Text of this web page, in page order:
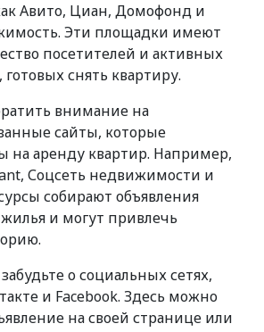
Авито, Циан, Домофонд и
Эти площадки имеют
посетителей и активных
готовых снять квартиру.
внимание на
сайты, которые
на аренду квартир. Например,
Соцсеть недвижимости и
собирают объявления
жилья и могут привлечь
о социальных сетях,
и Facebook. Здесь можно
на своей странице или